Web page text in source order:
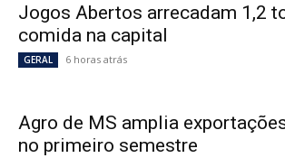
Jogos Abertos arrecadam 1,2
comida na capital
GERAL 6 horas atrás
Agro de MS amplia
no primeiro semestre